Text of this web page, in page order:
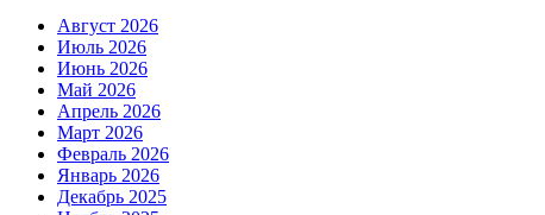
Август 2026
Июль 2026
Июнь 2026
Май 2026
Апрель 2026
Март 2026
Февраль 2026
Январь 2026
Декабрь 2025